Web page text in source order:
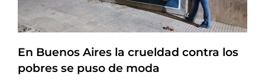
En Buenos Aires la crueldad contra los
pobres se puso de moda